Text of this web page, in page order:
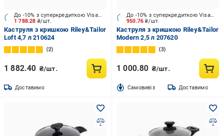
1 788.28 ₴/шт.
До -10% з суперкредиткою Visa Вигода
Каструля з кришкою Riley&Tailor
Loft 4,7 л 210624
2
1 882.40 ₴/шт.
Доставимо
950.76₴/шт.
До -10% з суперкредиткою Visa Вигода
Каструля з кришкою Riley&Tailor
Modern 2,5 л 207620
3
1 000.80 ₴/шт.
Cамовивіз Доставимо